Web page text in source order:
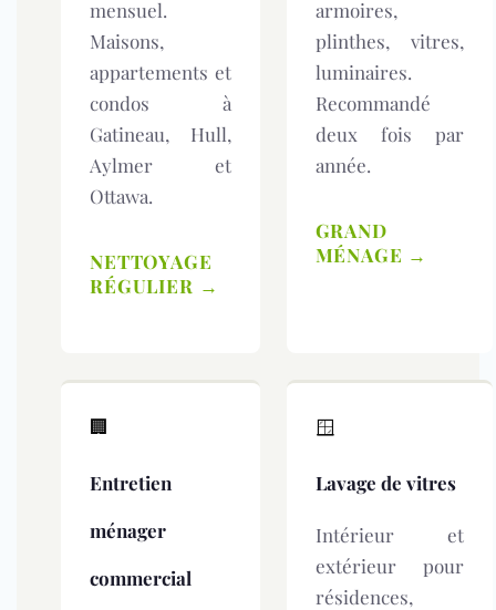
mensuel.
Maisons,
appartements et
condos à
Gatineau, Hull,
Aylmer et
Ottawa.
NETTOYAGE
RÉGULIER →
armoires,
plinthes, vitres,
luminaires.
Recommandé
deux fois par
année.
GRAND
MÉNAGE →
🏢
Entretien
ménager
commercial
🪟
Lavage de vitres
Intérieur et
extérieur pour
résidences,